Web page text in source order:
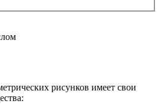
рисунков имеет свои